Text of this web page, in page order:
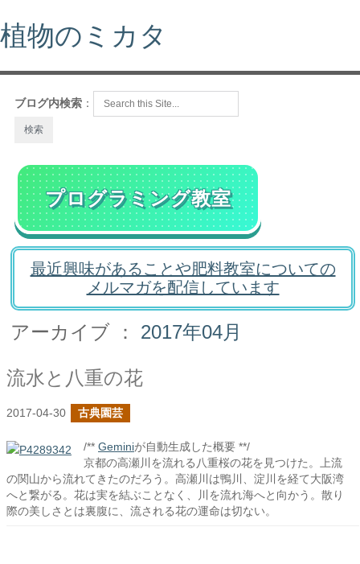
植物のミカタ
ブログ内検索 ：
プログラミング教室
最近興味があることや肥料教室についての
メルマガを配信しています
アーカイブ ： 2017年04月
流水と八重の花
2017-04-30 古典園芸
/** Geminiが自動生成した概要 **/
京都の高瀬川を流れる八重桜の花を見つけた。上流
の関山から流れてきたのだろう。高瀬川は鴨川、淀川を経て大阪湾
へと繋がる。花は実を結ぶことなく、川を流れ海へと向かう。散り
際の美しさとは裏腹に、流される花の運命は切ない。